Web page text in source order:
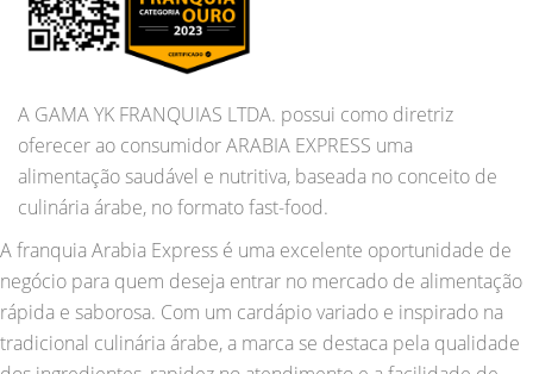
A GAMA YK FRANQUIAS LTDA. possui como diretriz
oferecer ao consumidor ARABIA EXPRESS uma
alimentação saudável e nutritiva, baseada no conceito de
culinária árabe, no formato fast-food.
A franquia Arabia Express é uma excelente oportunidade de
negócio para quem deseja entrar no mercado de alimentação
rápida e saborosa. Com um cardápio variado e inspirado na
tradicional culinária árabe, a marca se destaca pela qualidade